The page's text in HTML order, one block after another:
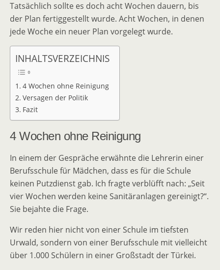
Tatsächlich sollte es doch acht Wochen dauern, bis
der Plan fertiggestellt wurde. Acht Wochen, in denen
jede Woche ein neuer Plan vorgelegt wurde.
INHALTSVERZEICHNIS
4 Wochen ohne Reinigung
Versagen der Politik
Fazit
4 Wochen ohne Reinigung
In einem der Gespräche erwähnte die Lehrerin einer
Berufsschule für Mädchen, dass es für die Schule
keinen Putzdienst gab. Ich fragte verblüfft nach: „Seit
vier Wochen werden keine Sanitäranlagen gereinigt?“.
Sie bejahte die Frage.
Wir reden hier nicht von einer Schule im tiefsten
Urwald, sondern von einer Berufsschule mit vielleicht
über 1.000 Schülern in einer Großstadt der Türkei.